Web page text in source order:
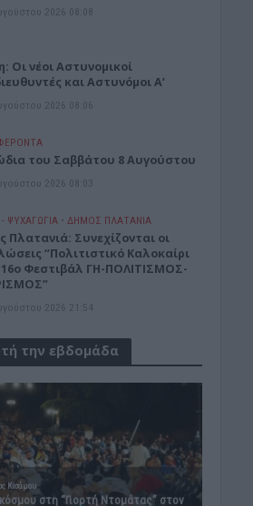
2026 08:08
Οι νέοι Αστυνομικοί
και Αστυνόμοι Α’
2026 08:06
του Σαββάτου 8 Αυγούστου
2026 08:03
ΨΥΧΑΓΩΓΊΑ • ΔΉΜΟΣ ΠΛΑΤΑΝΙΆ
Πλατανιά: Συνεχίζονται οι
“Πολιτιστικό Καλοκαίρι
16ο Φεστιβάλ ΓΗ-ΠΟΛΙΤΙΣΜΟΣ-
2026 21:54
την εβδομάδα